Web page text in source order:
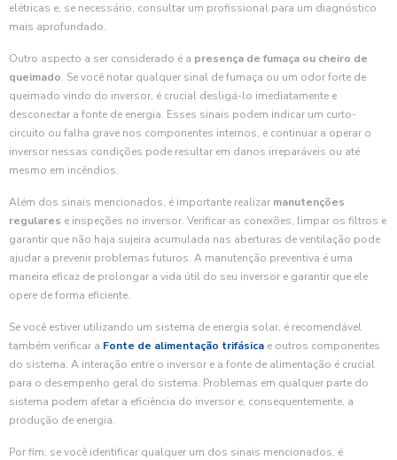
elétricas e, se necessário, consultar um profissional para um diagnóstico
mais aprofundado.
Outro aspecto a ser considerado é a presença de fumaça ou cheiro de
queimado. Se você notar qualquer sinal de fumaça ou um odor forte de
queimado vindo do inversor, é crucial desligá-lo imediatamente e
desconectar a fonte de energia. Esses sinais podem indicar um curto-
circuito ou falha grave nos componentes internos, e continuar a operar o
inversor nessas condições pode resultar em danos irreparáveis ou até
mesmo em incêndios.
Além dos sinais mencionados, é importante realizar manutenções
regulares e inspeções no inversor. Verificar as conexões, limpar os filtros e
garantir que não haja sujeira acumulada nas aberturas de ventilação pode
ajudar a prevenir problemas futuros. A manutenção preventiva é uma
maneira eficaz de prolongar a vida útil do seu inversor e garantir que ele
opere de forma eficiente.
Se você estiver utilizando um sistema de energia solar, é recomendável
também verificar a Fonte de alimentação trifásica e outros componentes
do sistema. A interação entre o inversor e a fonte de alimentação é crucial
para o desempenho geral do sistema. Problemas em qualquer parte do
sistema podem afetar a eficiência do inversor e, consequentemente, a
produção de energia.
Por fim, se você identificar qualquer um dos sinais mencionados, é